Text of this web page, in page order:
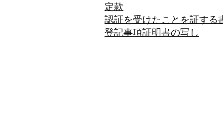
​定款
認証を受けたことを証する
登記事項証明書の写し